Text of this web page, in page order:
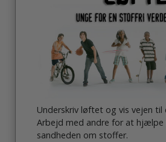
Underskriv løftet og vis vejen
Arbejd med andre for at hjælpe
sandheden om stoffer.